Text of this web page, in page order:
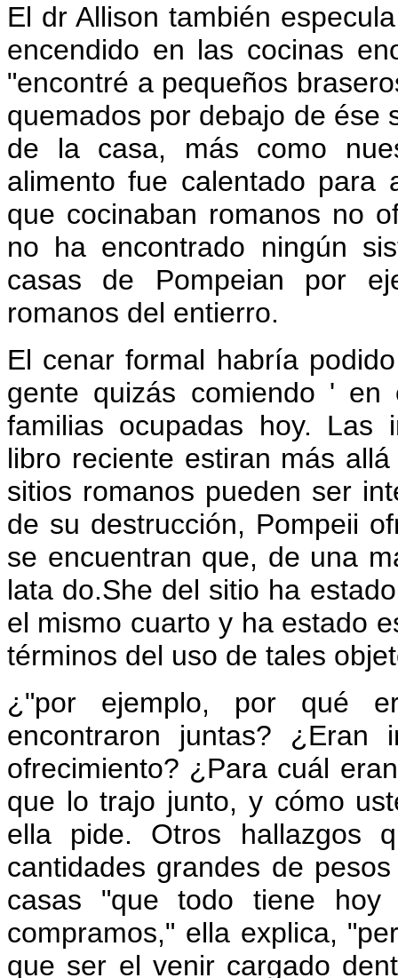
El dr Allison también
encendido en las cocinas
"encontré a pequeños
quemados por debajo de ése
de la casa, más como
alimento fue calentado para
que cocinaban romanos no
no ha encontrado ningún
casas de Pompeian por
romanos del entierro.
El cenar formal habría
gente quizás comiendo '
familias ocupadas hoy. Las
libro reciente estiran más
sitios romanos pueden ser
de su destrucción, Pompeii
se encuentran que, de una
lata do.She del sitio ha
el mismo cuarto y ha estado
términos del uso de tales
¿"por ejemplo, por qué
encontraron juntas?
ofrecimiento? ¿Para cuál
que lo trajo junto, y cómo
ella pide. Otros hallazgos
cantidades grandes de
casas "que todo tiene
compramos," ella explica,
que ser el venir cargado